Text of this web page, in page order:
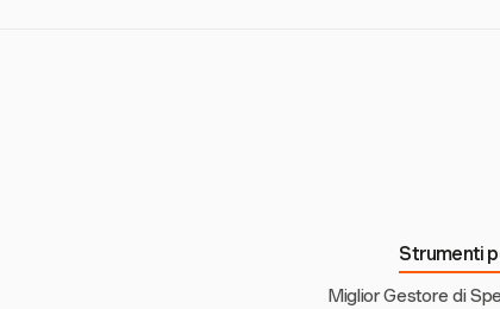
Strumenti
Miglior Gestore di